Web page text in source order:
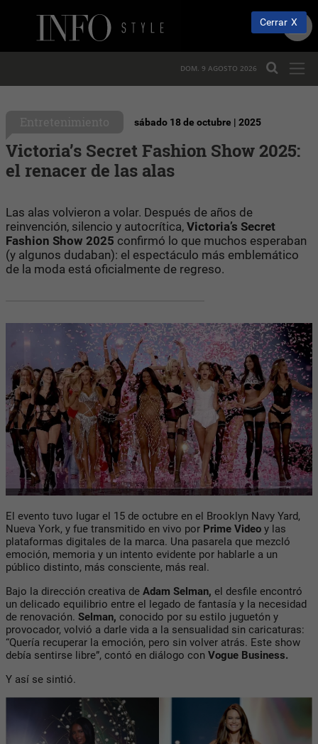
DOM. 9 AGOSTO 2026
sábado 18 de octubre | 2025
Victoria’s Secret Fashion Show 2025:
el renacer de las alas
Las alas volvieron a volar. Después de años de
reinvención, silencio y autocrítica, Victoria’s Secret
Fashion Show 2025 confirmó lo que muchos esperaban
(y algunos dudaban): el espectáculo más emblemático
de la moda está oficialmente de regreso.
El evento tuvo lugar el 15 de octubre en el Brooklyn Navy Yard,
Nueva York, y fue transmitido en vivo por Prime Video y las
plataformas digitales de la marca. Una pasarela que mezcló
emoción, memoria y un intento evidente por hablarle a un
público distinto, más consciente, más real.
Bajo la dirección creativa de Adam Selman, el desfile encontró
un delicado equilibrio entre el legado de fantasía y la necesidad
de renovación. Selman, conocido por su estilo juguetón y
provocador, volvió a darle vida a la sensualidad sin caricaturas:
“Quería recuperar la emoción, pero sin volver atrás. Este show
debía sentirse libre”, contó en diálogo con Vogue Business.
Y así se sintió.
Cerrar